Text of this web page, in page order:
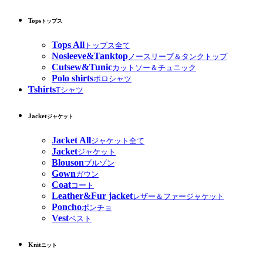
Tops トップス
Tops All トップス全て
Nosleeve&Tanktopノースリーブ＆タンクトップ
Cutsew&Tunicカットソー＆チュニック
Polo shirtsポロシャツ
TshirtsTシャツ
Jacketジャケット
Jacket Allジャケット全て
Jacketジャケット
Blousonブルゾン
Gownガウン
Coatコート
Leather&Fur jacketレザー＆ファージャケット
Ponchoポンチョ
Vestベスト
Knitニット